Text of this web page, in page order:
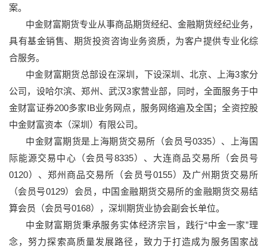
案。
中金财富期货专业从事商品期货经纪、金融期货经纪业务，
具有基金销售、期货投资咨询业务资质，为客户提供专业化综
合服务。
中金财富期货总部设在深圳，下设深圳、北京、上海3家分
公司，设哈尔滨、郑州、武汉3家营业部，同时，全面服务于中
金财富证券200多家IB业务网点，服务网络遍及全国；全资控股
中金财富资本（深圳）有限公司。
中金财富期货是上海期货交易所（会员号0335）、上海国
际能源交易中心（会员号8335）、大连商品交易所（会员号
0120）、郑州商品交易所（会员号0155）及广州期货交易所
（会员号0129）会员，中国金融期货交易所的金融期货交易结
算会员（会员号0168），深圳期货业协会副会长单位。
中金财富期货秉承服务实体经济宗旨，践行“中金一家”理
念，努力探索高质量发展路径，致力于打造成为服务国家战